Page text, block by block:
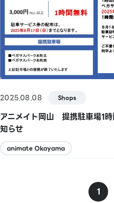
2025.08.08 Shops
アニメイト岡山 提携駐車場1
知らせ
animate Okayama
1